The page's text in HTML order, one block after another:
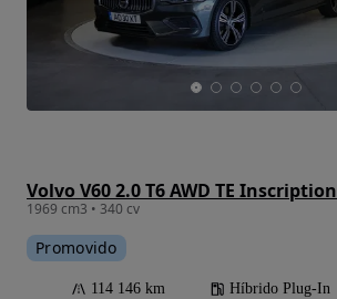
Volvo V60 2.0 T6 AWD TE Inscription
1969 cm3 • 340 cv
Promovido
114 146 km Híbrido Plug-In